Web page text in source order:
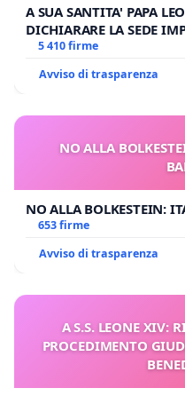
A SUA SANTITA' PAPA
DICHIARARE LA SEDE
E/O DI FAR APRIRE IL
5 410 firme
Avviso di trasparenza
NO ALLA
NO ALLA BOLKESTEIN:
653 firme
Avviso di trasparenza
A S.S. LEONE XIV:
PROCEDIMENTO